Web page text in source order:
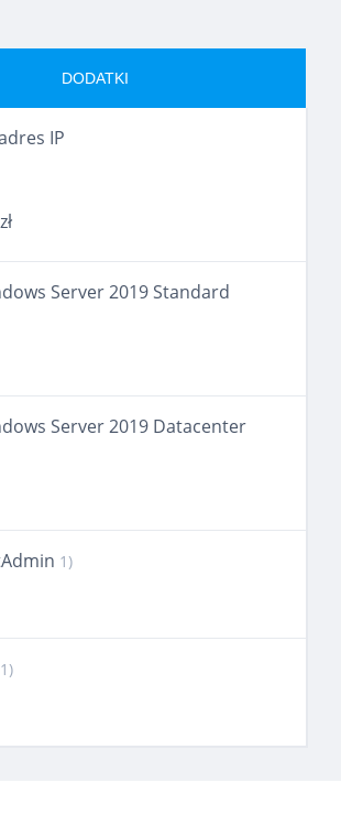
DODATKI
IP
Server 2019 Standard
Server 2019 Datacenter
1)
1)